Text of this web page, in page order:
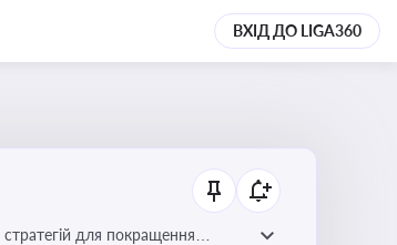
ВХІД ДО LIGA360